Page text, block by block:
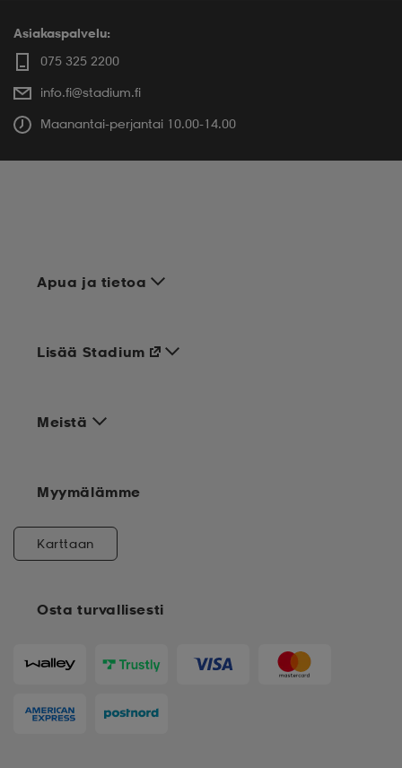
Asiakaspalvelu:
075 325 2200
info.fi@stadium.fi
Maanantai-perjantai 10.00-14.00
Apua ja tietoa
Meistä
Osta turvallisesti
Lisää Stadium
Myymälämme
Karttaan